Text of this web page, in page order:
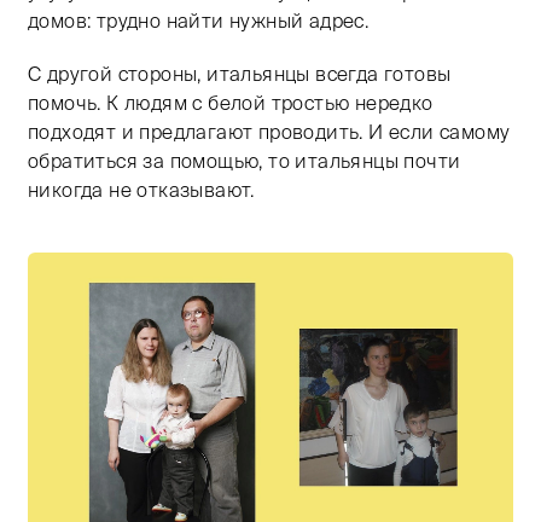
домов: трудно найти нужный адрес.
С другой стороны, итальянцы всегда готовы
помочь. К людям с белой тростью нередко
подходят и предлагают проводить. И если самому
обратиться за помощью, то итальянцы почти
никогда не отказывают.